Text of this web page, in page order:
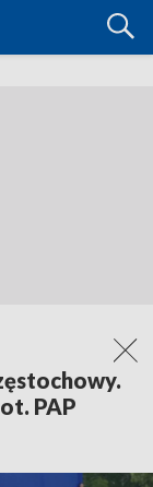
PAP